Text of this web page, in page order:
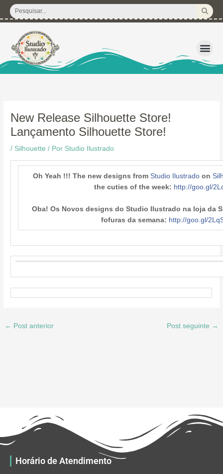
para
conteúdo
Pesquisar
...
New Release Silhouette Store!
Lançamento Silhouette Store!
/ Silhouette / Por Studio Ilustrado
Oh Yeah !!! The new designs from Studio Ilustradoon
the cuties of the week: http://goo.gl/
Oba! Os Novos designs do Studio Ilustrado na loja da
fofuras da semana: http://goo.gl/
← Post anterior Post seguinte →
Horário de Atendimento